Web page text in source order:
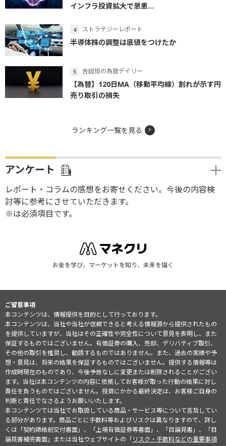
インフラ投資拡大で恩恵...
ストラテジーレポート
半導体株の調整は底値をつけたか
吉田恒の為替デイリー
【為替】120日MA（移動平均線）割れが示す円
売り取引の損失
ランキング一覧を見る
アンケート
レポート・コラムの感想をお寄せください。今後の内容検
討等に参考にさせていただきます。
※は必須項目です。
お金を学び、マーケットを知り、未来を描く
ご留意事項
本コンテンツは、情報提供を目的として行っております。
本コンテンツは、当社や当社が信頼できると考える情報源から提供されたもの
を提供していますが、当社はその正確性や完全性について意見を表明し、また
保証するものではございません。有価証券の購入、売却、デリバティブ取引、
その他の取引を推奨し、勧誘するものではありません。また、過去の実績や予
想・意見は、将来の結果を保証するものではございません。提供する情報等は
作成時現在のものであり、今後予告なしに変更または削除されることがござい
ます。当社は本コンテンツの内容に依拠してお客様が取った行動の結果に対し
責任を負うものではございません。投資にかかる最終決定は、お客様ご自身の
判断と責任でなさるようお願いいたします。
本コンテンツでは当社でお取扱している商品・サービス等について言及してい
る部分があります。商品ごとに手数料等およびリスクは異なりますので、詳し
くは「契約締結前交付書面」、「上場有価証券等書面」、「目論見書」、「目
論見書補完書面」または当社ウェブサイトの「リスク・手数料などの重要事項